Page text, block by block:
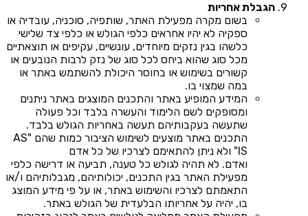
הגבלת אחריות
בשום מקרה מפעילת האתר, שותפיה, סוכניה, עובדיה או
ספקיה לא יהיו אחראים כלפי הגולש או כלפי צד שלישי
כלשהו בגין נזקים מיוחדים, עונשיים, עקיפים או תוצאתיים
מכל סוג שהוא ביחס לכל סוג של נזק לרבות הנובעים או
קשורים בשימוש או בחוסר היכולת להשתמש באתר או
במה שמצוי בו.
המידע המופיע באתר והתכנים המוצגים באתר ניתנים
ומסופקים לשם הלימוד והעשרה בלבד וכל פעולה
שתעשה בעקבותיהם תעשה באחריות הגולש בלבד.
התכנים באתר מוצעים לשימוש הציבור כמות שהם "AS
IS" ולא ניתן להתאימם לצרכיו של כל אדם
ואדם. לא תהיה לגולש כל טענה, תביעה או דרישה כלפי
מפעילת האתר בגין התכנים, יכולותיהם, מגבלותיהם ו/או
התאמתם לצרכיו והשימוש באתר, או על פי מידע המוצג
בו, יהיה על אחריותו הבלעדית של הגולש באתר.